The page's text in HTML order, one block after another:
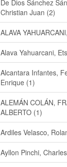
De Dios Sánchez
Christian Juan (2)
ALAVA
Alava Yahuarcani,
Alcantara Infantes,
Enrique (1)
ALEMÁN COLÁN,
ALBERTO (1)
Ardiles Velasco,
Ayllon Pinchi,